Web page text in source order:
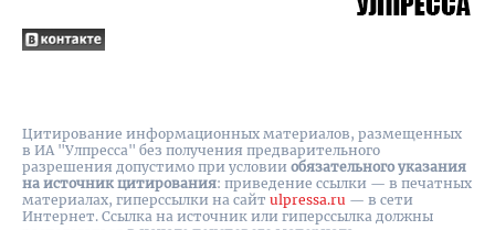
Цитирование информационных материалов, размещенных
в ИА "Улпресса" без получения предварительного
разрешения допустимо при условии обязательного указания
на источник цитирования: приведение ссылки — в печатных
материалах, гиперссылки на cайт ulpressa.ru — в сети
Интернет. Ссылка на источник или гиперссылка должны